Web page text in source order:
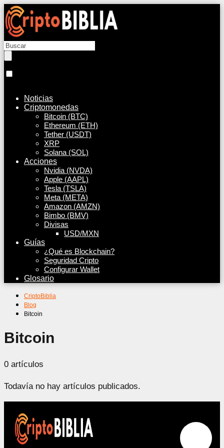
Noticias
Criptomonedas
Bitcoin (BTC)
Ethereum (ETH)
Tether (USDT)
XRP
Solana (SOL)
Acciones
Nvidia (NVDA)
Apple (AAPL)
Tesla (TSLA)
Meta (META)
Amazon (AMZN)
Bimbo (BMV)
Divisas
USD/MXN
Guías
¿Qué es Blockchain?
Seguridad Cripto
Configurar Wallet
Glosario
CriptoBiblia
Blog
Bitcoin
Bitcoin
0 artículos
Todavía no hay artículos publicados.